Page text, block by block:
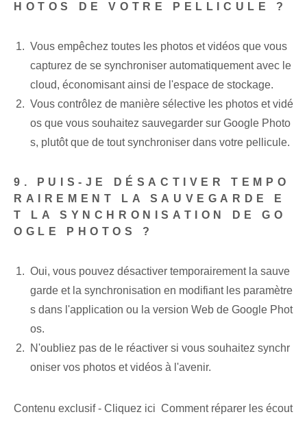
HOTOS DE VOTRE PELLICULE ?
Vous empêchez toutes les photos et vidéos que vous
capturez de se synchroniser automatiquement avec le
cloud, économisant ainsi de l'espace de stockage.
Vous contrôlez de manière sélective les photos et vidé
os que vous souhaitez sauvegarder sur Google Photo
s, plutôt que de tout synchroniser dans votre pellicule.
9. PUIS-JE DÉSACTIVER TEMPO
RAIREMENT LA SAUVEGARDE E
T LA SYNCHRONISATION DE GO
OGLE PHOTOS ?
Oui, vous pouvez désactiver temporairement la sauve
garde et la synchronisation en modifiant les paramètre
s dans l'application ou la version Web de Google Phot
os.
N'oubliez pas de le réactiver si vous souhaitez synchr
oniser vos photos et vidéos à l'avenir.
Contenu exclusif - Cliquez ici Comment réparer les écout